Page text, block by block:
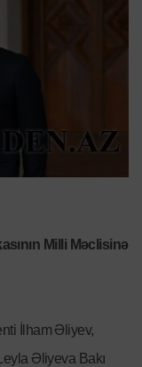
Milli Məclisinə
İlham Əliyev,
Əliyeva Bakı